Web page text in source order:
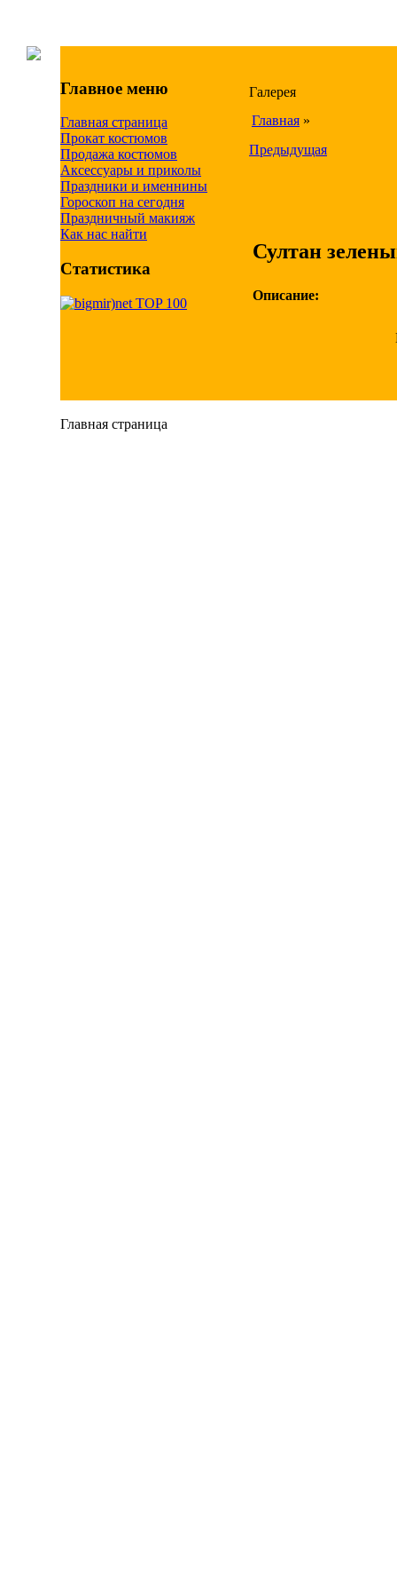
Главное меню
Главная страница
Прокат костюмов
Продажа костюмов
Аксессуары и приколы
Праздники и именнины
Гороскоп на сегодня
Праздничный макияж
Как нас найти
Статистика
Галерея
Главная »
Предыдущая
Султан
Описание:
Главная страница